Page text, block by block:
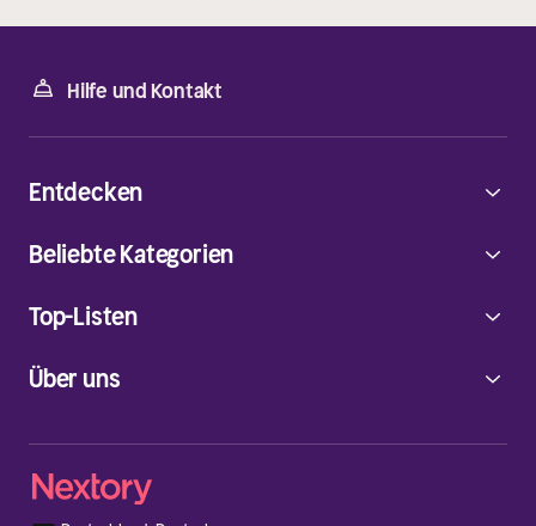
Hilfe und Kontakt
Über uns
Entdecken
Beliebte Kategorien
Top-Listen